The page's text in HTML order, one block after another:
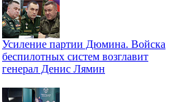
Усиление партии Дюмина. Войска
беспилотных систем возглавит
генерал Денис Лямин